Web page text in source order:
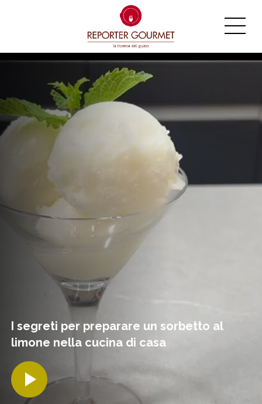
I segreti per preparare un sorbetto al
limone nella cucina di casa